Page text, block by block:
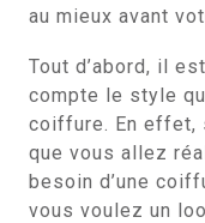
au mieux avant
Tout d’abord, il
compte le style
coiffure. En effet,
que vous allez
besoin d’une
vous voulez un